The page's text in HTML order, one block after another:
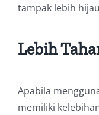
tampak lebih
Lebih
Apabila
memiliki